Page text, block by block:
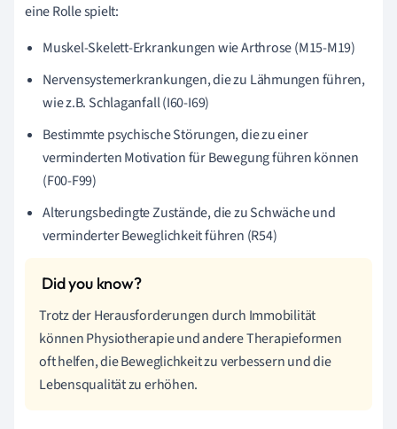
eine Rolle spielt:
Muskel-Skelett-Erkrankungen wie Arthrose (M15-M19)
Nervensystemerkrankungen, die zu Lähmungen führen,
wie z.B. Schlaganfall (I60-I69)
Bestimmte psychische Störungen, die zu einer
verminderten Motivation für Bewegung führen können
(F00-F99)
Alterungsbedingte Zustände, die zu Schwäche und
verminderter Beweglichkeit führen (R54)
Trotz der Herausforderungen durch Immobilität
können Physiotherapie und andere Therapieformen
oft helfen, die Beweglichkeit zu verbessern und die
Lebensqualität zu erhöhen.